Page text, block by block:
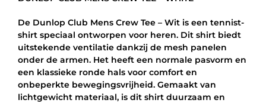
CREW
TEE
WHITE
aantal
De Dunlop Club Mens Crew Tee – Wit is een tennist-
shirt speciaal ontworpen voor heren. Dit shirt biedt
uitstekende ventilatie dankzij de mesh panelen
onder de armen. Het heeft een normale pasvorm en
een klassieke ronde hals voor comfort en
onbeperkte bewegingsvrijheid. Gemaakt van
lichtgewicht materiaal, is dit shirt duurzaam en